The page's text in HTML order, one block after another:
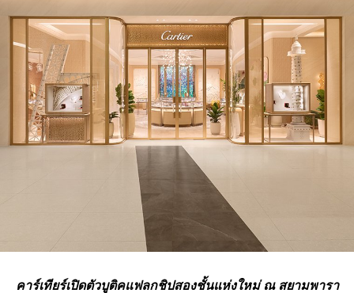
คาร์เทียร์เปิดตัวบูติคแฟลกชิปสองชั้นแห่งใหม่ ณ สยามพารา